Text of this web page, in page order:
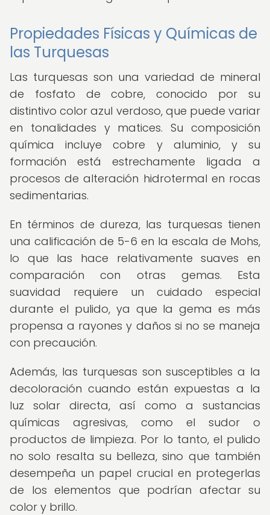
Propiedades Físicas y Químicas de
las Turquesas
Las turquesas son una variedad de mineral
de fosfato de cobre, conocido por su
distintivo color azul verdoso, que puede variar
en tonalidades y matices. Su composición
química incluye cobre y aluminio, y su
formación está estrechamente ligada a
procesos de alteración hidrotermal en rocas
sedimentarias.
En términos de dureza, las turquesas tienen
una calificación de 5-6 en la escala de Mohs,
lo que las hace relativamente suaves en
comparación con otras gemas. Esta
suavidad requiere un cuidado especial
durante el pulido, ya que la gema es más
propensa a rayones y daños si no se maneja
con precaución.
Además, las turquesas son susceptibles a la
decoloración cuando están expuestas a la
luz solar directa, así como a sustancias
químicas agresivas, como el sudor o
productos de limpieza. Por lo tanto, el pulido
no solo resalta su belleza, sino que también
desempeña un papel crucial en protegerlas
de los elementos que podrían afectar su
color y brillo.